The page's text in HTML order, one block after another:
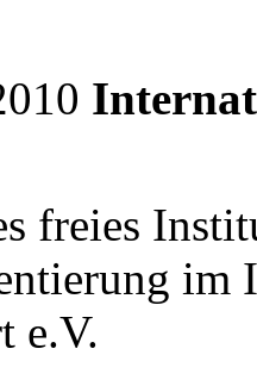
freies
im
e.V.